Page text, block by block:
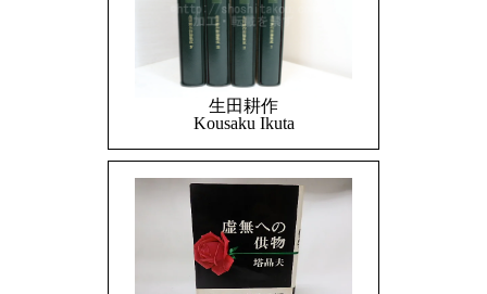
生田耕作
Kousaku Ikuta